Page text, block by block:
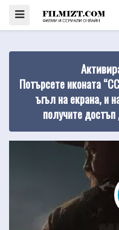
Потърсете иконата
ъгъл на екрана, и
получите